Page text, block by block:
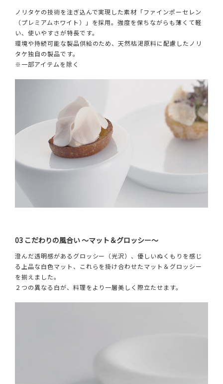
ノリタケの技術を注ぎ込んで実現した素材「ファインポーセレン
（プレミアムホワイト）」を採用。強度を保ちながらも薄くて軽
い、使いやすさが特長です。
環境や持続可能な製品供給のため、天然枯渇原料に配慮したノリ
タケ独自の製品です。
※一部アイテムを除く
03 こだわりの風合い ～マット＆グロッシー～
澄んだ透明感があるグロッシー（光沢）、優しいぬくもりを感じ
る上品な白色マット、これらを掛け合わせたマット＆グロッシー
を揃えました。
２つの異なる白が、料理をより一層美しく際立たせます。